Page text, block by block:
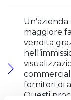
maggiore
vendita
fornitori di
Questi